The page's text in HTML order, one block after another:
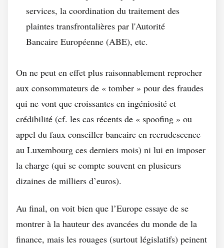
services, la coordination du traitement des
plaintes transfrontalières par l'Autorité
Bancaire Européenne (ABE), etc.
On ne peut en effet plus raisonnablement reprocher
aux consommateurs de « tomber » pour des fraudes
qui ne vont que croissantes en ingéniosité et
crédibilité (cf. les cas récents de « spoofing » ou
appel du faux conseiller bancaire en recrudescence
au Luxembourg ces derniers mois) ni lui en imposer
la charge (qui se compte souvent en plusieurs
dizaines de milliers d’euros).
Au final, on voit bien que l’Europe essaye de se
montrer à la hauteur des avancées du monde de la
finance, mais les rouages (surtout législatifs) peinent